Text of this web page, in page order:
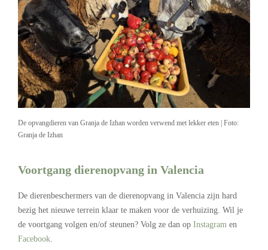
De opvangdieren van Granja de Izhan worden verwend met lekker eten | Foto:
Granja de Izhan
Voortgang dierenopvang in Valencia
De dierenbeschermers van de dierenopvang in Valencia zijn hard
bezig het nieuwe terrein klaar te maken voor de verhuizing. Wil je
de voortgang volgen en/of steunen? Volg ze dan op Instagram en
Facebook.